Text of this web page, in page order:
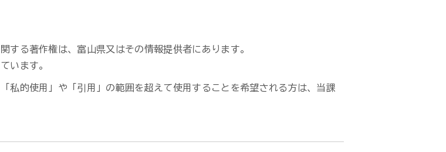
する著作権は、富山県又はその情報提供者にあります。
います。
私的使用」や「引用」の範囲を超えて使用することを希望される方は、当課